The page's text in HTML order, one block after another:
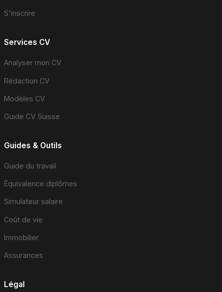
S'inscrire
Services CV
Analyser mon CV
Rédaction CV
Modèles CV
Guide CV Suisse
Guides & Outils
Guide du travail
Équivalence diplômes
Simulateur salaire
Coût de vie
Immobilier
Assurances
Légal